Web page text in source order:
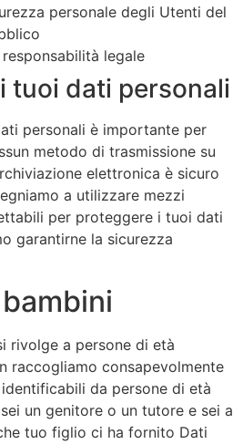
personale degli Utenti del
legale
tuoi dati personali
personali è importante per
metodo di trasmissione su
elettronica è sicuro
a utilizzare mezzi
per proteggere i tuoi dati
garantirne la sicurezza
rivolge a persone di età
raccogliamo consapevolmente
da persone di età
un genitore o un tutore e sei a
tuo figlio ci ha fornito Dati